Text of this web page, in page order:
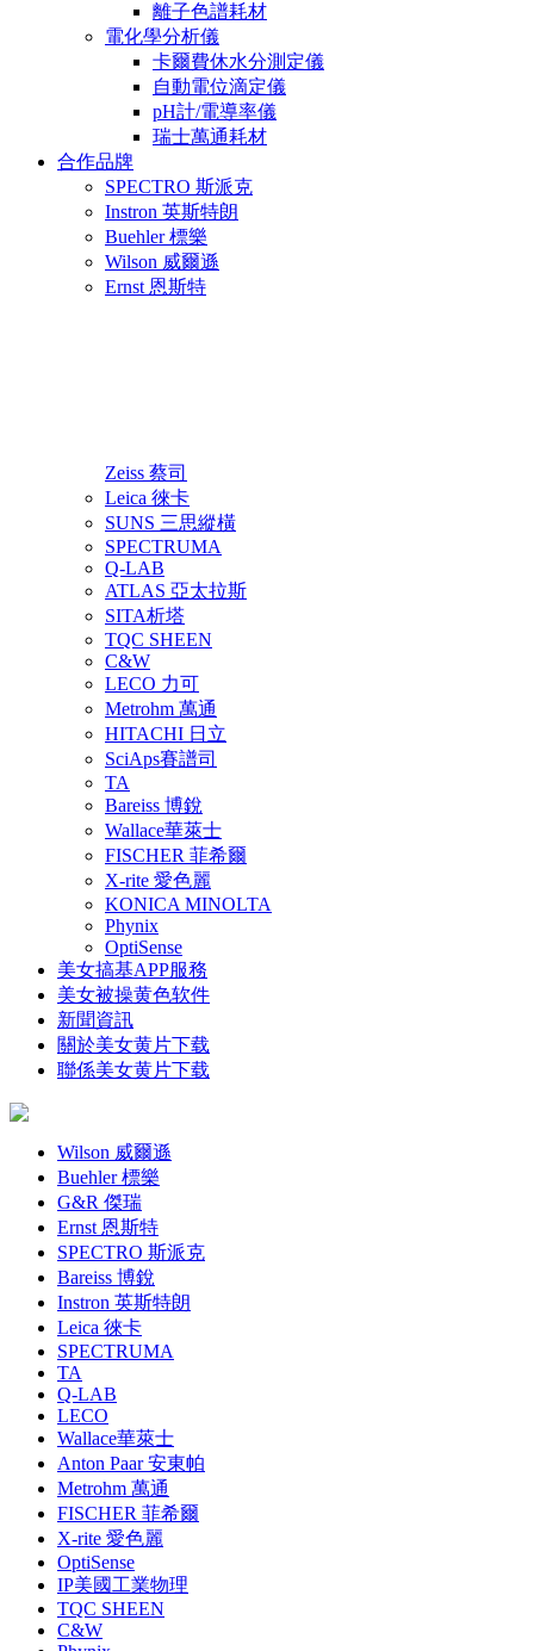
離子色譜耗材
電化學分析儀
卡爾費休水分測定儀
自動電位滴定儀
pH計/電導率儀
瑞士萬通耗材
合作品牌
SPECTRO 斯派克
Instron 英斯特朗
Buehler 標樂
Wilson 威爾遜
Ernst 恩斯特
Zeiss 蔡司
Leica 徠卡
SUNS 三思縱橫
SPECTRUMA
Q-LAB
ATLAS 亞太拉斯
SITA析塔
TQC SHEEN
C&W
LECO 力可
Metrohm 萬通
HITACHI 日立
SciAps賽譜司
TA
Bareiss 博銳
Wallace華萊士
FISCHER 菲希爾
X-rite 愛色麗
KONICA MINOLTA
Phynix
OptiSense
美女搞基APP服務
美女被操黄色软件
新聞資訊
關於美女黄片下载
聯係美女黄片下载
Wilson 威爾遜
Buehler 標樂
G&R 傑瑞
Ernst 恩斯特
SPECTRO 斯派克
Bareiss 博銳
Instron 英斯特朗
Leica 徠卡
SPECTRUMA
TA
Q-LAB
LECO
Wallace華萊士
Anton Paar 安東帕
Metrohm 萬通
FISCHER 菲希爾
X-rite 愛色麗
OptiSense
IP美國工業物理
TQC SHEEN
C&W